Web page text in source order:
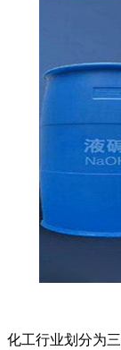
化工行业划分为